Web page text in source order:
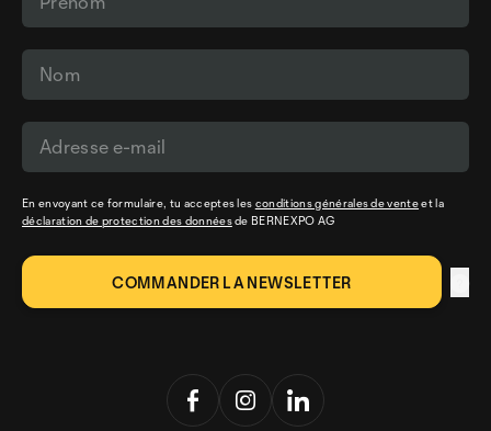
En envoyant ce formulaire, tu acceptes les conditions générales de venteet la
déclaration de protection des donnéesde BERNEXPO AG